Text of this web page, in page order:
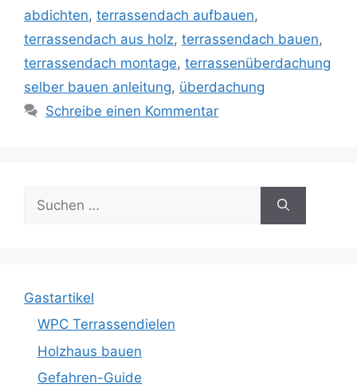
abdichten, terrassendach aufbauen,
terrassendach aus holz, terrassendach bauen,
terrassendach montage, terrassenüberdachung
selber bauen anleitung, überdachung
Schreibe einen Kommentar
nach:
Gastartikel
WPC Terrassendielen
Holzhaus bauen
Gefahren-Guide